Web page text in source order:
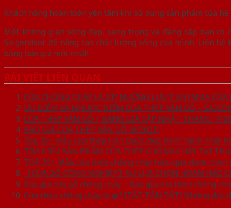
Khách hàng hoàn toàn yên tâm khi sử dụng sản phẩm của
Một không gian sống đẹp, sang trọng và đẳng cấp bạn
Saigondoor để nâng cao chất lượng sống của mình. Liên hệ
bảng báo giá mới nhất!.
BÀI VIẾT LIÊN QUAN
CỬA CHỐNG CHÁY LÀ GÌ? NHỮNG LƯU Ý KHI MUA CỬA
ƯU ĐIỂM VÀ NHƯỢC ĐIỂM CỬA THÉP VÂN GỖ –
CỬA THÉP VÂN GỖ | BẢNG GIÁ CẬP NHẬT THÁNG [7/
BÁO GIÁ CỬA THÉP VÂN GỖ [8/2021]
Top 20+ mẫu cửa thép Hàn Quốc đẹp thịnh hành nhất
TÌM HIỂU SẢN PHẨM CỬA THÉP CHỐNG CHÁY TẠI
TOP 20+ Mẫu cửa thép chống cháy hiệu quả được
【CỬA GỖ CÔNG NGHIỆP】SỰ LỰA CHỌN HOÀN
Báo giá cửa gỗ chống cháy – Báo giá cửa thép chống
Cửa thép chống cháy là gì? [TẤT TẦN TẬT] Những đặc